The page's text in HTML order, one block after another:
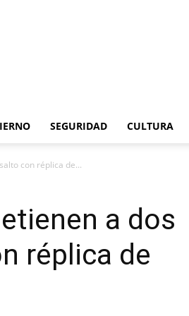
SEGURIDAD CULTURA
con réplica de...
a dos
réplica de